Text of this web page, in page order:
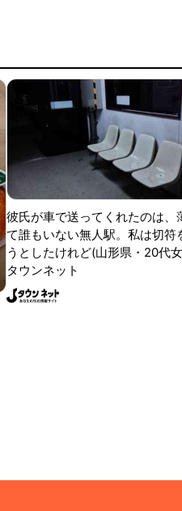
彼氏が車で送ってくれたのは、
て誰もいない無人駅。私は切符
うとしたけれど(山形県・20代
タウンネット